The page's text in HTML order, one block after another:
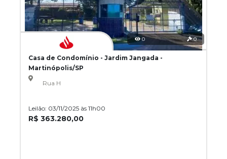
0 0
Casa de Condomínio - Jardim Jangada -
Martinópolis/SP
Rua H
Leilão: 03/11/2025 às 11h00
R$ 363.280,00